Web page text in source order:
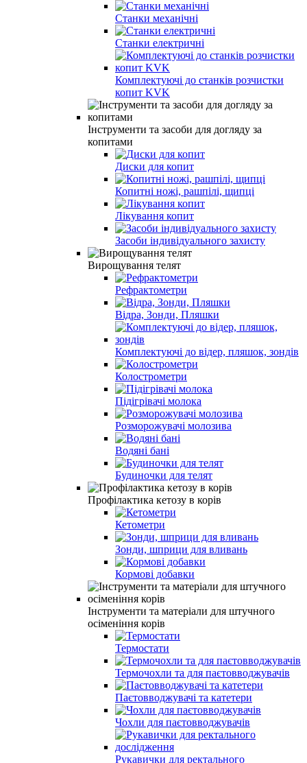
Станки механічні
Станки електричні
Комплектуючі до станків розчистки
копит KVK
Інструменти та засоби для догляду за
копитами
Диски для копит
Копитні ножі, рашпілі, щипці
Лікування копит
Засоби індивідуального захисту
Вирощування телят
Рефрактометри
Відра, Зонди, Пляшки
Комплектуючі до відер, пляшок, зондів
Колострометри
Підігрівачі молока
Розморожувачі молозива
Водяні бані
Будиночки для телят
Профілактика кетозу в корів
Кетометри
Зонди, шприци для вливань
Кормові добавки
Інструменти та матеріали для штучного
осіменіння корів
Термостати
Термочохли та для паєтовводжувачів
Паєтовводжувачі та катетери
Чохли для паєтовводжувачів
Рукавички для ректального